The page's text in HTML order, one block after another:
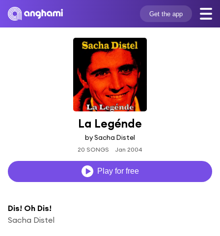
Get the app
La Legénde
by Sacha Distel
20 SONGS Jan 2004
Play for free
Dis! Oh Dis!
Sacha Distel